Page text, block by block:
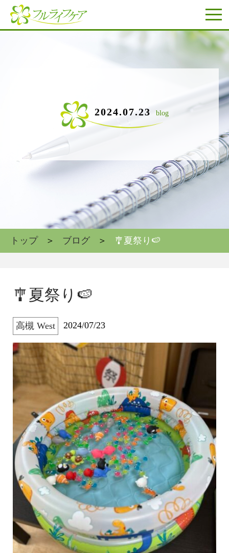
2024.07.23 blog
トップ ブログ 🎐夏祭り🍉
🎐夏祭り🍉
高槻 West 2024/07/23